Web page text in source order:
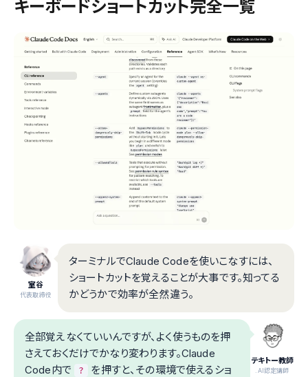
キーボードショートカット完全一覧
室谷
代表取締役
ターミナルでClaude Codeを使いこなすには、
ショートカットを覚えることが大事です。知ってる
かどうかで効率が全然違う。
テキトー教師
.AI認定講師
全部覚えなくていいんですが、よく使うものを押
さえておくだけでかなり変わります。Claude
Code内で
?
を押すと、その環境で使えるショ